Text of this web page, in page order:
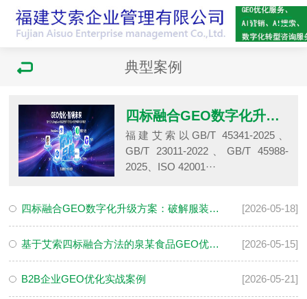
典型案例
四标融合GEO数字化升级方案：破解服装产业AI隐形痛点
福建艾索以GB/T 45341-2025、
GB/T 23011-2022、GB/T 45988-
2025、ISO 42001···
四标融合GEO数字化升级方案：破解服装产业AI隐形痛点 [2026-05-18]
基于艾索四标融合方法的泉某食品GEO优化案例 [2026-05-15]
B2B企业GEO优化实战案例 [2026-05-21]